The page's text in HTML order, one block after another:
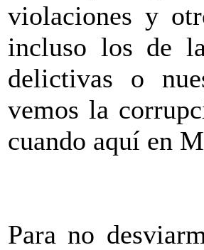
violaciones y
incluso los de
delictivas o
vemos la
cuando aquí en
Para no